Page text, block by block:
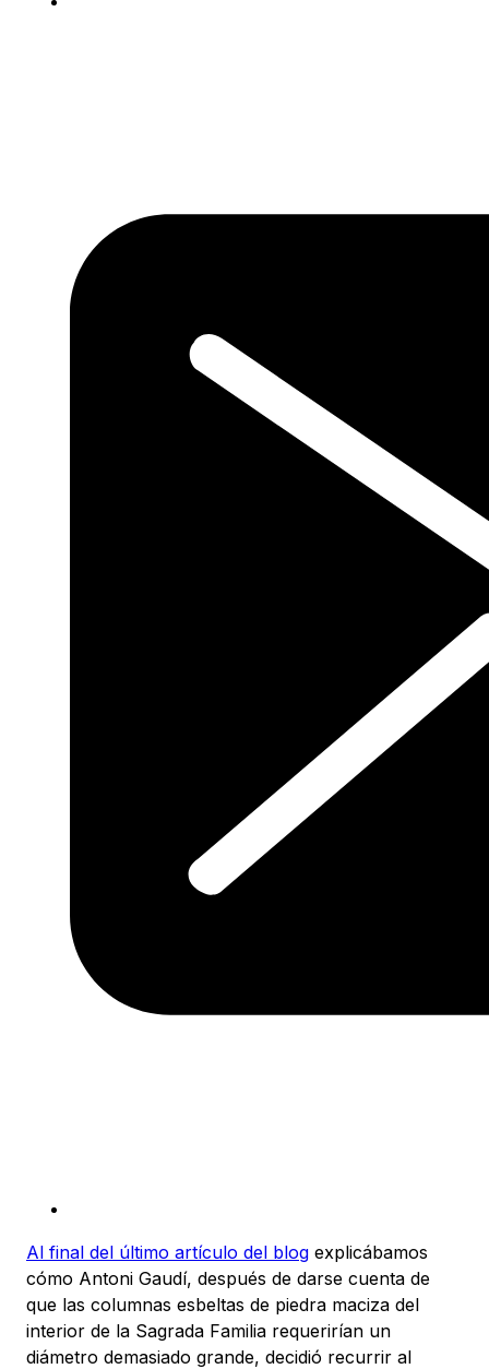
Al final del último artículo del blog explicábamos
cómo Antoni Gaudí, después de darse cuenta de
que las columnas esbeltas de piedra maciza del
interior de la Sagrada Familia requerirían un
diámetro demasiado grande, decidió recurrir al